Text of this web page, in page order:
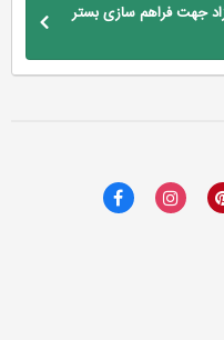
فراهم سازی بستر